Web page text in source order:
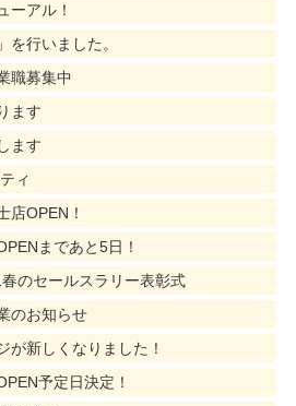
ーアル！
を行いました。
職募集中
ます
ます
ィ
店OPEN！
まであと5日！
のセールスラリー表彰式
のお知らせ
が新しくなりました！
予定日決定！